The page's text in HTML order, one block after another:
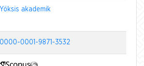
Yöksis akademik
0000-0001-9871-3532